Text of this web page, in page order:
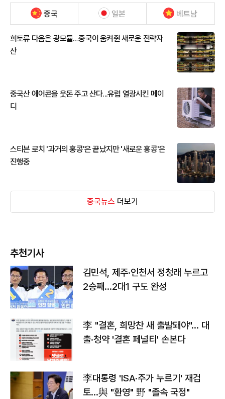
중국 일본 베트남
희토류 다음은 광모듈…중국이 움켜쥔 새로운 전략자
산
중국산 에어콘을 웃돈 주고 산다...유럽 열광시킨 메이
디
스티븐 로치 '과거의 홍콩'은 끝났지만 '새로운 홍콩'은
진행중
중국뉴스 더보기
추천기사
김민석, 제주·인천서 정청래 누르고
2승째…2대1 구도 완성
李 "결혼, 희망찬 새 출발돼야"… 대
출·청약 '결혼 페널티' 손본다
李대통령 'ISA·주가 누르기' 재검
토…與 "환영" 野 "졸속 국정"